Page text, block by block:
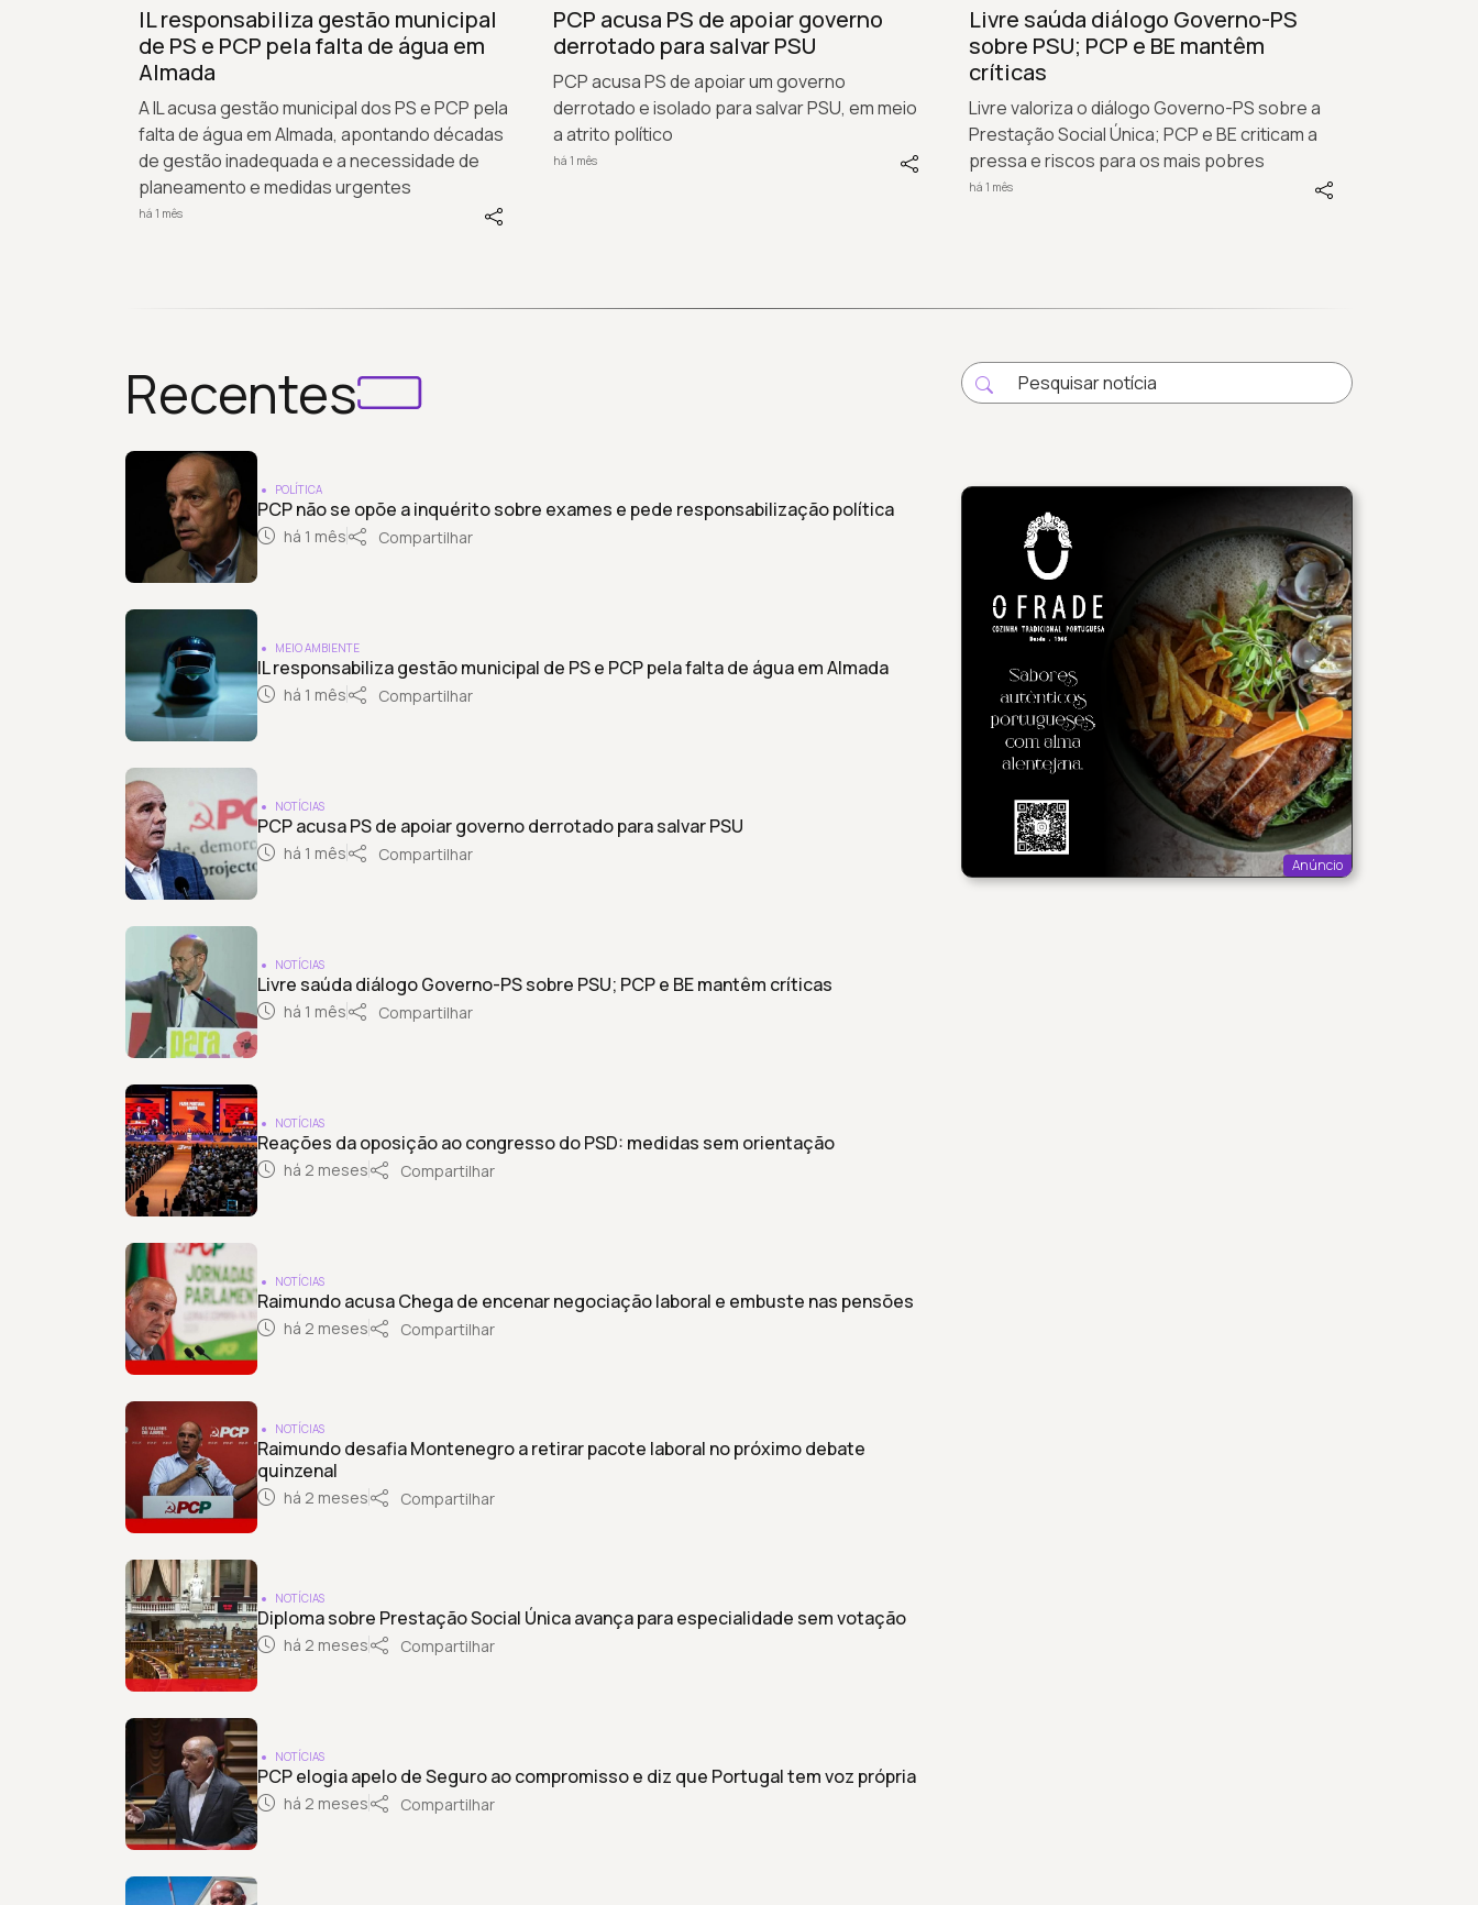
IL responsabiliza gestão municipal
de PS e PCP pela falta de água em
Almada
A IL acusa gestão municipal dos PS e PCP pela
falta de água em Almada, apontando décadas
de gestão inadequada e a necessidade de
planeamento e medidas urgentes
há 1 mês
PCP acusa PS de apoiar governo
derrotado para salvar PSU
PCP acusa PS de apoiar um governo
derrotado e isolado para salvar PSU, em meio
a atrito político
há 1 mês
Livre saúda diálogo Governo-PS
sobre PSU; PCP e BE mantêm
críticas
Livre valoriza o diálogo Governo-PS sobre a
Prestação Social Única; PCP e BE criticam a
pressa e riscos para os mais pobres
há 1 mês
Recentes
Anúncio
POLÍTICA
PCP não se opõe a inquérito sobre exames e pede responsabilização política
há 1 mês Compartilhar
MEIO AMBIENTE
IL responsabiliza gestão municipal de PS e PCP pela falta de água em Almada
há 1 mês Compartilhar
NOTÍCIAS
PCP acusa PS de apoiar governo derrotado para salvar PSU
há 1 mês Compartilhar
NOTÍCIAS
Livre saúda diálogo Governo-PS sobre PSU; PCP e BE mantêm críticas
há 1 mês Compartilhar
NOTÍCIAS
Reações da oposição ao congresso do PSD: medidas sem orientação
há 2 meses Compartilhar
NOTÍCIAS
Raimundo acusa Chega de encenar negociação laboral e embuste nas pensões
há 2 meses Compartilhar
NOTÍCIAS
Raimundo desafia Montenegro a retirar pacote laboral no próximo debate
quinzenal
há 2 meses Compartilhar
NOTÍCIAS
Diploma sobre Prestação Social Única avança para especialidade sem votação
há 2 meses Compartilhar
NOTÍCIAS
PCP elogia apelo de Seguro ao compromisso e diz que Portugal tem voz própria
há 2 meses Compartilhar